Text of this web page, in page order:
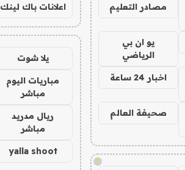
مصادر التعليم
يو ان بي
الرياضي
اخبار 24 ساعة
صحيفة العالم
!
اعلانات باك لينك
يلا شوت
مباريات اليوم
مباشر
ريال مدريد
مباشر
yalla shoot